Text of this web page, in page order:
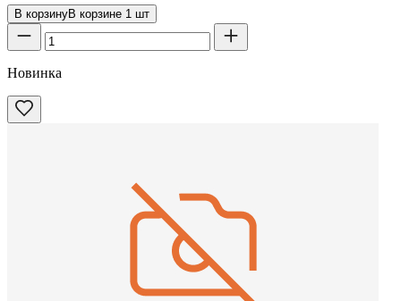
В корзинуВ корзине 1 шт
Новинка